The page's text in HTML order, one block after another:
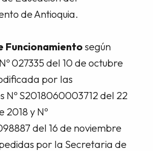
de Antioquia.
Funcionamiento según
027335 del 10 de octubre
por las
Nº S2018060003712 del 22
2018 y Nº
del 16 de noviembre
por la Secretaria de